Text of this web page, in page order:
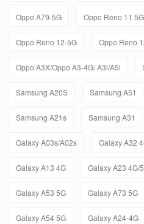
Oppo A79-5G Oppo Reno 11 5G
Oppo Reno 12-5G Oppo Reno
Oppo A3X/Oppo A3-4G/ A3i/A5i
Samsung A20S Samsung A51
Samsung A21s Samsung A31
Galaxy A03s/A02s Galaxy A32
Galaxy A13 4G Galaxy A23 4G/
Galaxy A53 5G Galaxy A73 5G
Galaxy A54 5G Galaxy A24-4G